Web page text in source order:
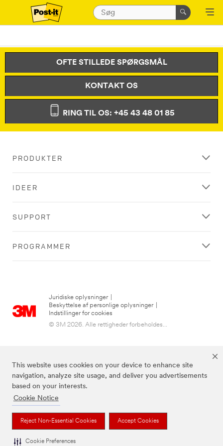
This website uses cookies on your device to enhance site
navigation, analyze site usage, and deliver you advertisements
based on your interests.
Cookie Notice
Reject Non-Essential Cookies Accept Cookies
Cookie Preferences
OFTE STILLEDE SPØRGSMÅL
KONTAKT OS
RING TIL OS: +45 43 48 01 85
PRODUKTER
IDEER
SUPPORT
PROGRAMMER
Juridiske oplysninger
Beskyttelse af personlige oplysninger
Indstillinger for cookies
© 3M 2026. Alle rettigheder forbeholdes...
3M, Post-it® og farven Canary Yellow™ er varemærker tilhørende 3M.